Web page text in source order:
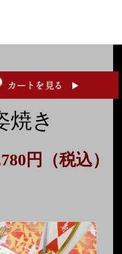
焼き
円（税込）